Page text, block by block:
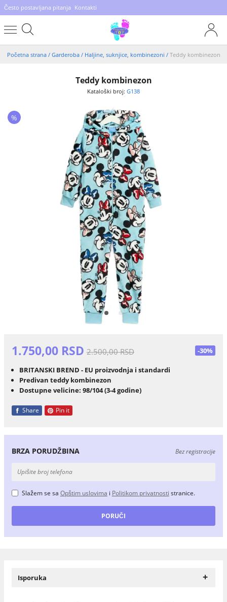
Često postavljana pitanja Kontakti
Početna strana / Garderoba / Haljine, suknjice, kombinezoni / Teddy kombinezon
Teddy kombinezon
Kataloški broj: G138
%
1.750,00 RSD 2.500,00 RSD -30%
BRITANSKI BREND - EU proizvodnja i standardi
Predivan teddy kombinezon
Dostupne velicine: 98/104 (3-4 godine)
Share Pin it
BRZA PORUDŽBINA Bez registracije
Slažem se sa Opštim uslovima i Politikom privatnosti stranice.
Isporuka +